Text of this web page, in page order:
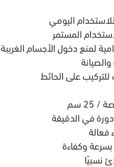
اليومي
المستمر
لمنع دخول الأجسام الغريبة
على الحائط
وكفاءة
نسبيًا